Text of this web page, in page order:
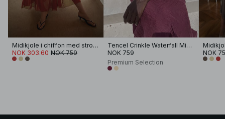
Midikjole i chiffon med stropper
NOK 303.60 NOK 759
Tencel Crinkle Waterfall Midi Dress
NOK 759
Premium Selection
NOK